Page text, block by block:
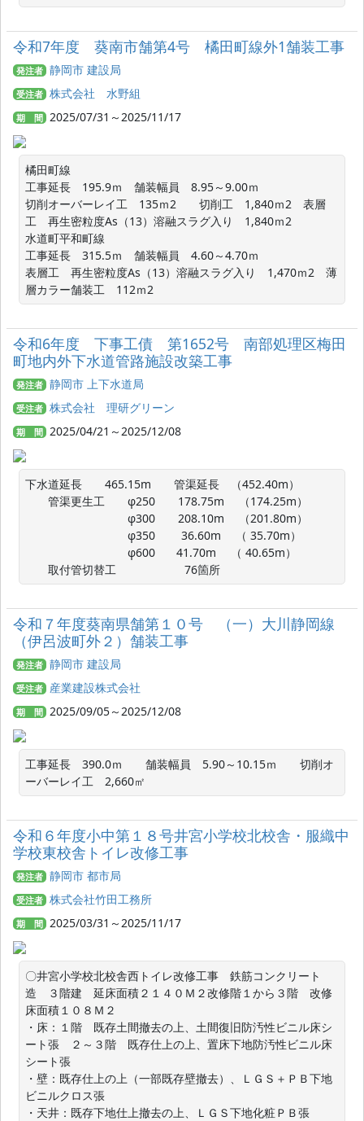
令和7年度 葵南市舗第4号 橘田町線外1舗装工事
発注者 静岡市 建設局
受注者 株式会社 水野組
期 間 2025/07/31～2025/11/17
橘田町線
工事延長　195.9ｍ　舗装幅員　8.95～9.00ｍ
切削オーバーレイ工　135ｍ2　　切削工　1,840ｍ2　表層
工　再生密粒度As（13）溶融スラグ入り　1,840ｍ2
水道町平和町線
工事延長　315.5ｍ　舗装幅員　4.60～4.70ｍ
表層工　再生密粒度As（13）溶融スラグ入り　1,470ｍ2　薄
層カラー舗装工　112ｍ2
令和6年度 下事工債 第1652号 南部処理区梅田
町地内外下水道管路施設改築工事
発注者 静岡市 上下水道局
受注者 株式会社 理研グリーン
期 間 2025/04/21～2025/12/08
下水道延長　　465.15m　　管渠延長　（452.40m）
管渠更生工　　φ250　　178.75m　 （174.25m）
φ300　　208.10m　 （201.80m）
φ350　　 36.60m　 （ 35.70m）
φ600   　41.70m　 （ 40.65m）
取付管切替工　　　　　　76箇所
令和７年度葵南県舗第１０号 （一）大川静岡線
（伊呂波町外２）舗装工事
発注者 静岡市 建設局
受注者 産業建設株式会社
期 間 2025/09/05～2025/12/08
工事延長　390.0ｍ　　舗装幅員　5.90～10.15ｍ　　切削オ
ーバーレイ工　2,660㎡
令和６年度小中第１８号井宮小学校北校舎・服織中
学校東校舎トイレ改修工事
発注者 静岡市 都市局
受注者 株式会社竹田工務所
期 間 2025/03/31～2025/11/17
〇井宮小学校北校舎西トイレ改修工事　鉄筋コンクリート
造　３階建　延床面積２１４０Ｍ２改修階１から３階　改修
床面積１０８Ｍ２
・床：１階　既存土間撤去の上、土間復旧防汚性ビニル床シ
ート張　２～３階　既存仕上の上、置床下地防汚性ビニル床
シート張
・壁：既存仕上の上（一部既存壁撤去）、ＬＧＳ＋ＰＢ下地
ビニルクロス張
・天井：既存下地仕上撤去の上、ＬＧＳ下地化粧ＰＢ張